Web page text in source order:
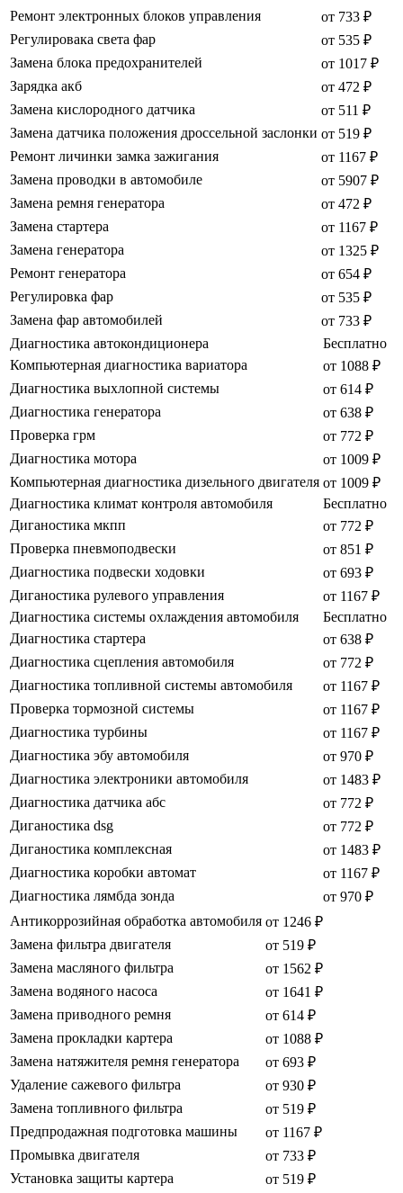
Ремонт электронных блоков управления
от 733 ₽
Регулировака света фар
от 535 ₽
Замена блока предохранителей
от 1017 ₽
Зарядка акб
от 472 ₽
Замена кислородного датчика
от 511 ₽
Замена датчика положения дроссельной заслонки от 519 ₽
Ремонт личинки замка зажигания
от 1167 ₽
Замена проводки в автомобиле
от 5907 ₽
Замена ремня генератора
от 472 ₽
Замена стартера
от 1167 ₽
Замена генератора
от 1325 ₽
Ремонт генератора
от 654 ₽
Регулировка фар
от 535 ₽
Замена фар автомобилей
от 733 ₽
Диагностика автокондиционера
Бесплатно
Компьютерная диагностика вариатора
от 1088 ₽
Диагностика выхлопной системы
от 614 ₽
Диагностика генератора
от 638 ₽
Проверка грм
от 772 ₽
Диагностика мотора
от 1009 ₽
Компьютерная диагностика дизельного двигателя от 1009 ₽
Диагностика климат контроля автомобиля
Бесплатно
Диганостика мкпп
от 772 ₽
Проверка пневмоподвески
от 851 ₽
Диагностика подвески ходовки
от 693 ₽
Диганостика рулевого управления
от 1167 ₽
Диагностика системы охлаждения автомобиля
Бесплатно
Диагностика стартера
от 638 ₽
Диагностика сцепления автомобиля
от 772 ₽
Диагностика топливной системы автомобиля
от 1167 ₽
Проверка тормозной системы
от 1167 ₽
Диагностика турбины
от 1167 ₽
Диагностика эбу автомобиля
от 970 ₽
Диагностика электроники автомобиля
от 1483 ₽
Диагностика датчика абс
от 772 ₽
Диганостика dsg
от 772 ₽
Диганостика комплексная
от 1483 ₽
Диагностика коробки автомат
от 1167 ₽
Диагностика лямбда зонда
от 970 ₽
Антикоррозийная обработка автомобиля от 1246 ₽
Замена фильтра двигателя
от 519 ₽
Замена масляного фильтра
от 1562 ₽
Замена водяного насоса
от 1641 ₽
Замена приводного ремня
от 614 ₽
Замена прокладки картера
от 1088 ₽
Замена натяжителя ремня генератора
от 693 ₽
Удаление сажевого фильтра
от 930 ₽
Замена топливного фильтра
от 519 ₽
Предпродажная подготовка машины
от 1167 ₽
Промывка двигателя
от 733 ₽
Установка защиты картера
от 519 ₽